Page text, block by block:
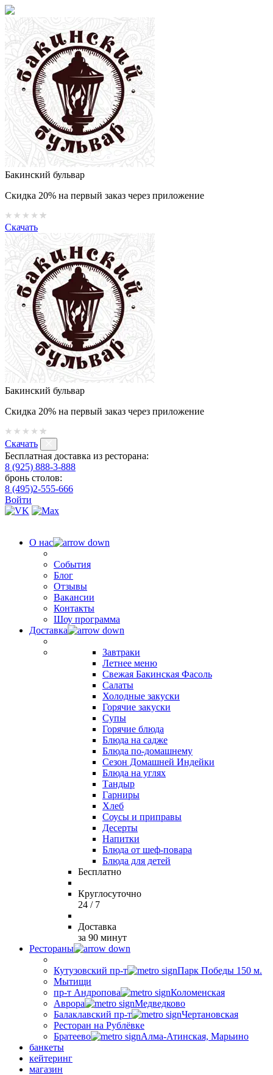
Бакинский бульвар
Скидка 20% на первый заказ через приложение
Скачать
Бакинский бульвар
Скидка 20% на первый заказ через приложение
Скачать
Бесплатная доставка из ресторана:
8 (925) 888-3-888
бронь столов:
8 (495)2-555-666
Войти
О нас
События
Блог
Отзывы
Вакансии
Контакты
Шоу программа
Доставка
Завтраки
Летнее меню
Свежая Бакинская Фасоль
Салаты
Холодные закуски
Горячие закуски
Супы
Горячие блюда
Блюда на садже
Блюда по-домашнему
Сезон Домашней Индейки
Блюда на углях
Тандыр
Гарниры
Хлеб
Соусы и приправы
Десерты
Напитки
Блюда от шеф-повара
Блюда для детей
Бесплатно
Круглосуточно
24 / 7
Доставка
за 90 минут
Рестораны
Кутузовский пр-т
Парк Победы 150 м.
Мытищи
пр-т Андропова
Коломенская
Аврора
Медведково
Балаклавский пр-т
Чертановская
Ресторан на Рублёвке
Братеево
Алма-Атинская, Марьино
банкеты
кейтеринг
магазин